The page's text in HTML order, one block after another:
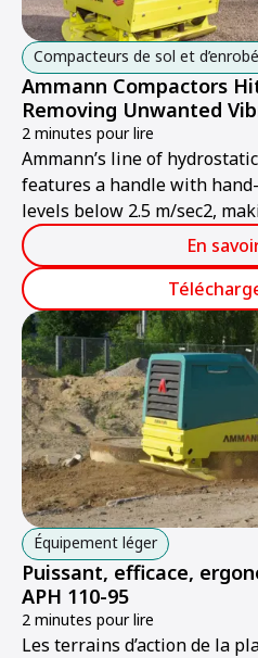
Compacteurs de sol et
Ammann Compactors
Removing Unwanted
2 minutes pour lire
Ammann’s line of
features a handle with
levels below 2.5 m/sec2,
first manufacturers to hit
has been extensively
standard equipment on all
Plates.
En
Équipement léger
Puissant, efficace,
APH 110-95
2 minutes pour lire
Les terrains d’action de la